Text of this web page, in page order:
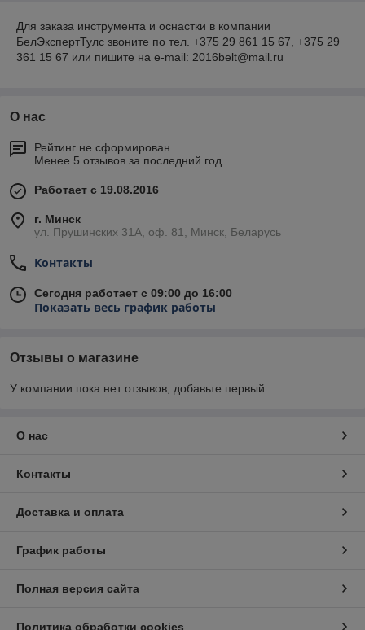
Для заказа инструмента и оснастки в компании
БелЭкспертТулс звоните по тел. +375 29 861 15 67, +375 29
361 15 67 или пишите на e-mail: 2016belt@mail.ru
О нас
Рейтинг не сформирован
Менее 5 отзывов за последний год
Работает с 19.08.2016
г. Минск
ул. Прушинских 31А, оф. 81, Минск, Беларусь
Контакты
Сегодня работает с 09:00 до 16:00
Показать весь график работы
Отзывы о магазине
У компании пока нет отзывов, добавьте первый
О нас
Контакты
Доставка и оплата
График работы
Полная версия сайта
Политика обработки cookies